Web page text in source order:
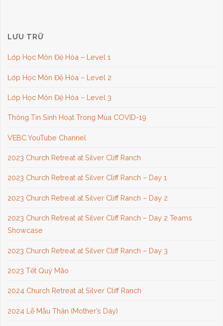
LƯU TRỮ
Lớp Học Môn Đệ Hóa – Level 1
Lớp Học Môn Đệ Hóa – Level 2
Lớp Học Môn Đệ Hóa – Level 3
Thông Tin Sinh Hoạt Trong Mùa COVID-19
VEBC YouTube Channel
2023 Church Retreat at Silver Cliff Ranch
2023 Church Retreat at Silver Cliff Ranch – Day 1
2023 Church Retreat at Silver Cliff Ranch – Day 2
2023 Church Retreat at Silver Cliff Ranch – Day 2 Teams
Showcase
2023 Church Retreat at Silver Cliff Ranch – Day 3
2023 Tết Quý Mão
2024 Church Retreat at Silver Cliff Ranch
2024 Lễ Mẫu Thân (Mother’s Day)